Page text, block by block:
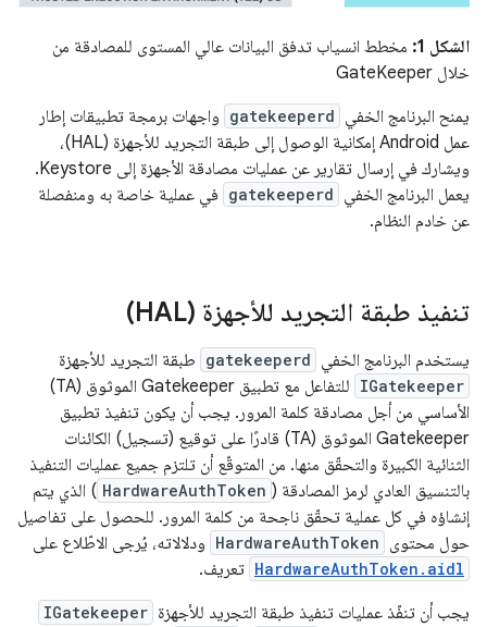
الشكل 1:
مخطط انسياب تدفق البيانات عالي المستوى للمصادقة من
خلال GateKeeper
يمنح البرنامج الخفي gatekeeperd واجهات برمجة تطبيقات إطار
عمل Android إمكانية الوصول إلى طبقة التجريد للأجهزة (HAL)،
ويشارك في إرسال تقارير عن عمليات مصادقة الأجهزة
إلى Keystore.
يعمل البرنامج الخفي gatekeeperd في عملية خاصة به ومنفصلة
عن خادم النظام.
تنفيذ طبقة التجريد للأجهزة (HAL)
يستخدم البرنامج الخفي gatekeeperd طبقة التجريد للأجهزة
IGatekeeper
للتفاعل مع تطبيق Gatekeeper الموثوق (TA)
الأساسي من أجل مصادقة كلمة المرور. يجب أن يكون تنفيذ تطبيق
Gatekeeper الموثوق (TA) قادرًا على توقيع (تسجيل) الكائنات
الثنائية الكبيرة والتحقّق منها. من المتوقّع أن تلتزم جميع عمليات التنفيذ
بالتنسيق العادي لرمز المصادقة ( HardwareAuthToken ) الذي يتم
إنشاؤه في كل عملية تحقّق ناجحة من كلمة المرور. للحصول على تفاصيل
حول محتوى HardwareAuthToken ودلالاته، يُرجى الاطّلاع على
HardwareAuthToken.aidl تعريف.
يجب أن تنفّذ عمليات تنفيذ طبقة التجريد للأجهزة IGatekeeper